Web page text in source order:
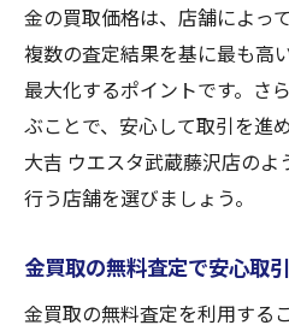
金の買取価格は、店舗によっ
複数の査定結果を基に最も高
最大化するポイントです。さ
ぶことで、安心して取引を進
大吉 ウエスタ武蔵藤沢店の
行う店舗を選びましょう。
金買取の無料査定で安心取引
金買取の無料査定を利用する